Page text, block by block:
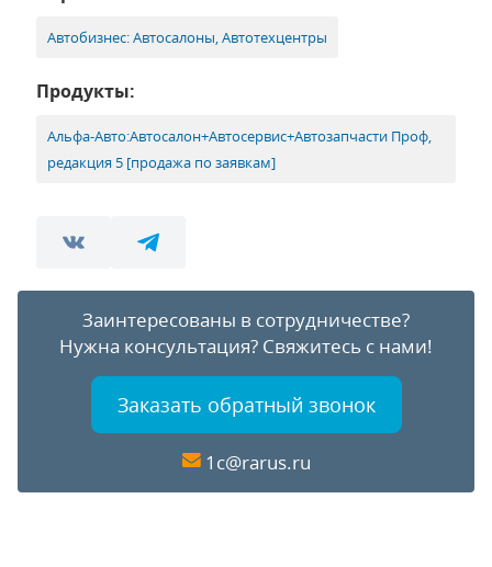
Автобизнес: Автосалоны, Автотехцентры
Продукты:
Альфа-Авто:Автосалон+Автосервис+Автозапчасти Проф,
редакция 5 [продажа по заявкам]
Заинтересованы в сотрудничестве?
Нужна консультация? Свяжитесь с нами!
Заказать обратный звонок
1c@rarus.ru